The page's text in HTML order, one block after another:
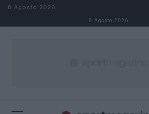
Salta al contenuto
8 Agosto 2026
8 Agosto 2026